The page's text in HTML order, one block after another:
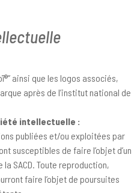
ainsi que les logos associés,
après de l’institut national de
intellectuelle :
publiées et/ou exploitées par
susceptibles de faire l’objet d’un
la SACD. Toute reproduction,
faire l’objet de poursuites